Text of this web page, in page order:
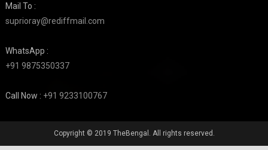
Mail To :
suprioray@rediffmail.com
WhatsApp :
+91 9875350337
Call Now : +91 9233100767
Copyright © 2019 TheBengal. All rights reserved.